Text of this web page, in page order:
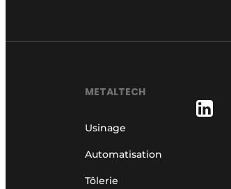
METALTECH
Usinage
Automatisation
Tôlerie